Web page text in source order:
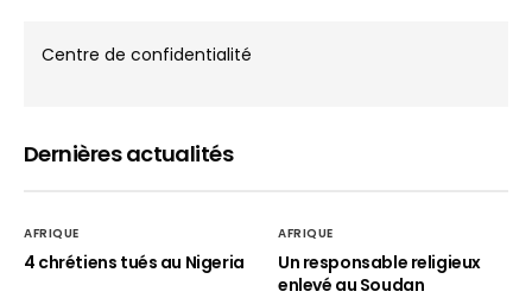
Centre de confidentialité
Dernières actualités
AFRIQUE
4 chrétiens tués au Nigeria
AFRIQUE
Un responsable religieux
enlevé au Soudan